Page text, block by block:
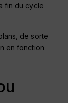
fin du cycle
de sorte
en fonction